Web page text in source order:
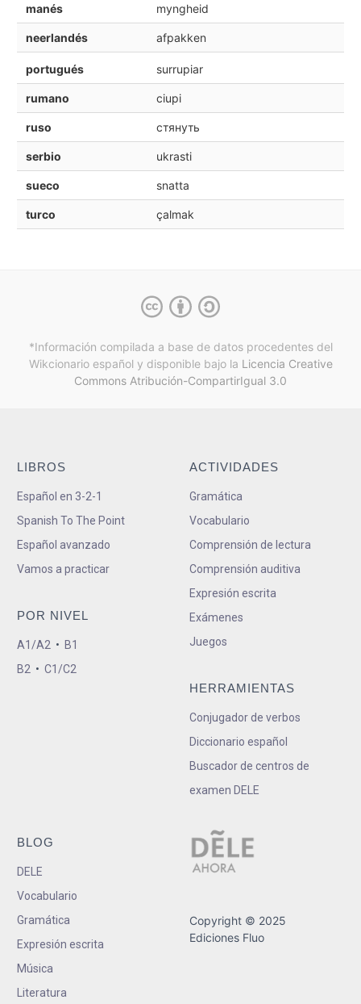
manés myngheid
neerlandés afpakken
portugués surrupiar
rumano ciupi
ruso стянуть
serbio ukrasti
sueco snatta
turco çalmak
*Información compilada a base de datos procedentes del
Wikcionario español y disponible bajo la Licencia Creative
Commons Atribución-CompartirIgual 3.0
LIBROS
Español en 3-2-1
Spanish To The Point
Español avanzado
Vamos a practicar
POR NIVEL
A1/A2 • B1
B2 • C1/C2
ACTIVIDADES
Gramática
Vocabulario
Comprensión de lectura
Comprensión auditiva
Expresión escrita
Exámenes
Juegos
HERRAMIENTAS
Conjugador de verbos
Diccionario español
Buscador de centros de
examen DELE
BLOG
DELE
Vocabulario
Gramática
Expresión escrita
Música
Literatura
Copyright © 2025
Ediciones Fluo